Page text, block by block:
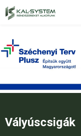
Vályúscsigák